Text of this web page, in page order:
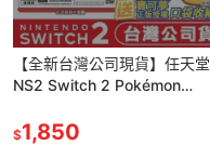
【全新台灣公司現貨】任天堂
NS2 Switch 2 Pokémon
皮卡丘
$1,850